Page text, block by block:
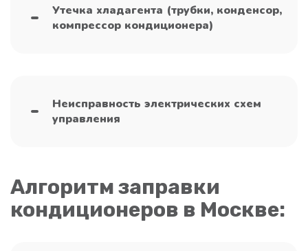
Утечка хладагента (трубки, конденсор,
компрессор кондиционера)
Неисправность электрических схем
управления
Алгоритм заправки
кондиционеров в Москве: